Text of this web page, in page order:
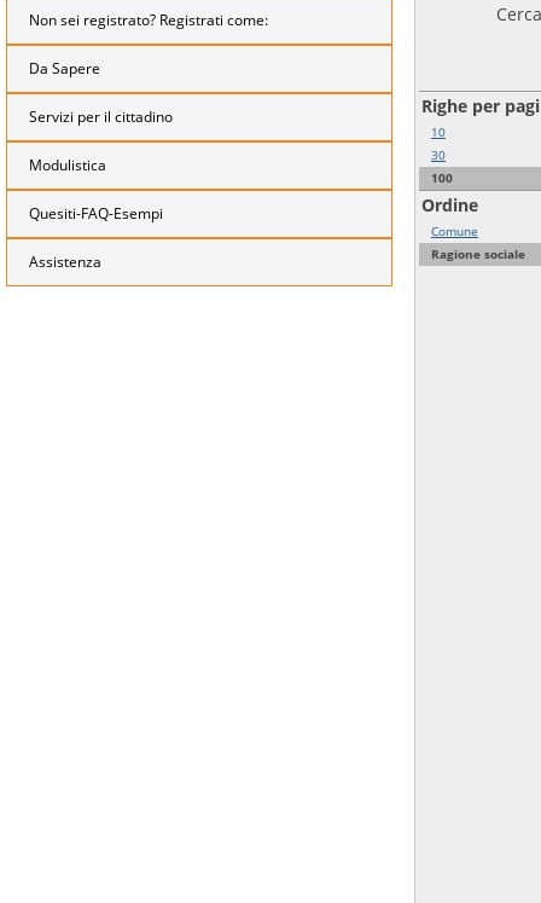
Non sei registrato? Registrati come:
Da Sapere
Servizi per il cittadino
Modulistica
Quesiti-FAQ-Esempi
Assistenza
Righe per
10
30
100
Ordine
Comune
Ragione sociale